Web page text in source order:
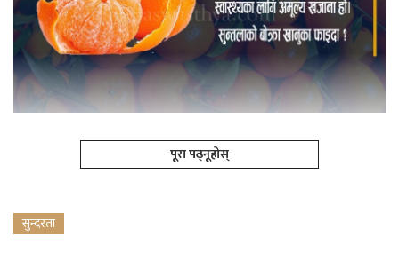
पूरा पढ्नूहोस्
सुन्दरता